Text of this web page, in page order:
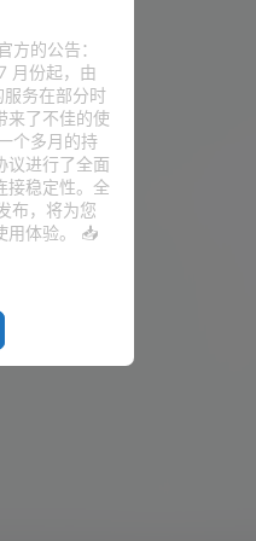
方的公告：
月份起，由
服务在部分时
来了不佳的使
个多月的持
议进行了全面
接稳定性。全
布，将为您
用体验。 📥